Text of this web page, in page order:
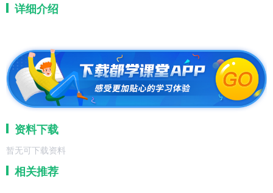
详细介绍
资料下载
暂无可下载资料
相关推荐